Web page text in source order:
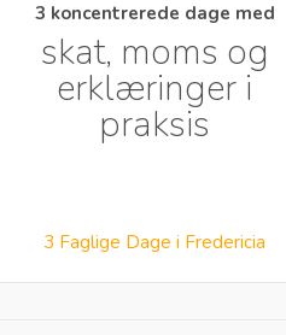
3 koncentrerede dage med
skat, moms og
erklæringer i
praksis
3 Faglige Dage i Fredericia